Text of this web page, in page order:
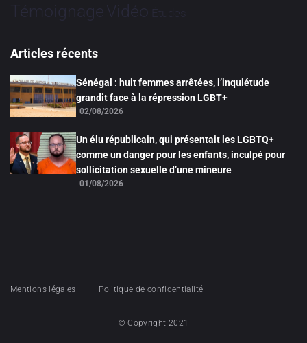
TémoignageVidéo Études
Articles récents
Sénégal : huit femmes arrêtées, l’inquiétude
grandit face à la répression LGBT+
02/08/2026
Un élu républicain, qui présentait les LGBTQ+
comme un danger pour les enfants, inculpé pour
sollicitation sexuelle d’une mineure
01/08/2026
Mentions légales Politique de confidentialité
© Copyright 2021